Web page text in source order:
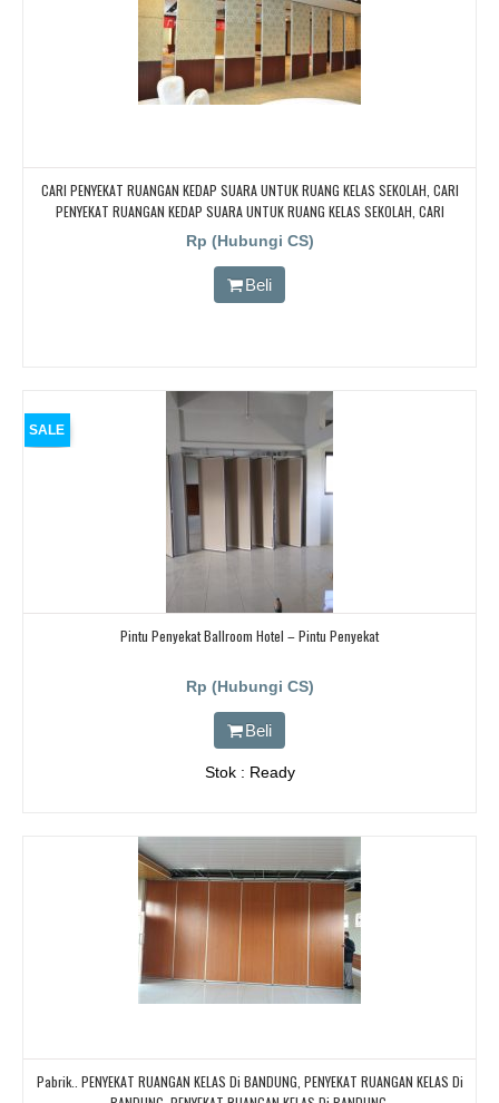
CARI PENYEKAT RUANGAN KEDAP SUARA UNTUK RUANG KELAS SEKOLAH, CARI
PENYEKAT RUANGAN KEDAP SUARA UNTUK RUANG KELAS SEKOLAH, CARI
PENYEKAT RUANGAN KEDAP SUARA UNTUK RUANG KELAS SEKOLAH, CARI
PENYEKAT RUANGAN KEDAP SUARA UNTUK RUANG KELAS SEKOLAH
Rp (Hubungi CS)
Beli
SALE
Pintu Penyekat Ballroom Hotel – Pintu Penyekat
Rp (Hubungi CS)
Beli
Stok : Ready
Pabrik.. PENYEKAT RUANGAN KELAS Di BANDUNG, PENYEKAT RUANGAN KELAS Di